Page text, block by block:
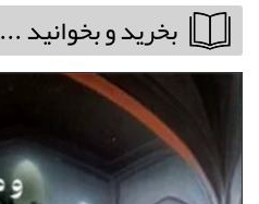
بخريد و بخوانيد ...